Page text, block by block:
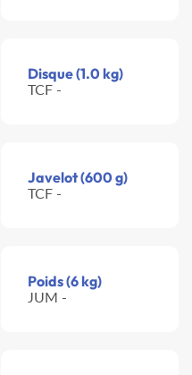
Disque (1.0 kg)
TCF -
Javelot (600 g)
TCF -
Poids (6 kg)
JUM -